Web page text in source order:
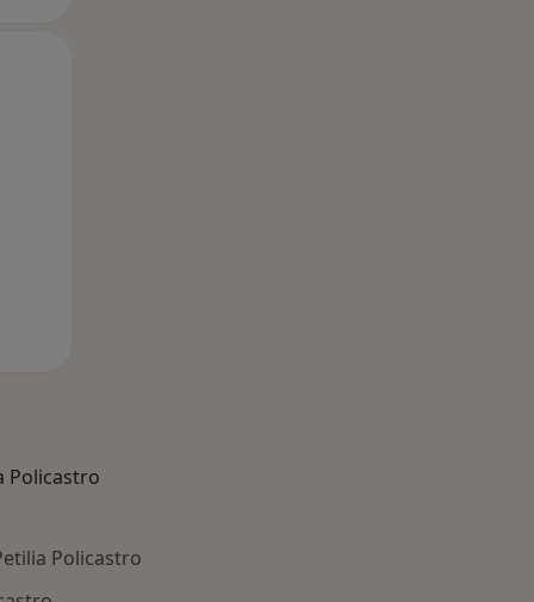
Policastro
Policastro